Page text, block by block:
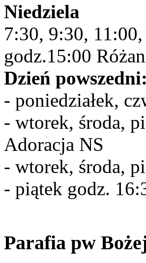
Niedziela
7:30, 9:30, 11:00,
godz.15:00
Dzień powszedni:
- poniedziałek,
- wtorek, środa,
Adoracja NS
- wtorek, środa,
- piątek godz.
Parafia pw